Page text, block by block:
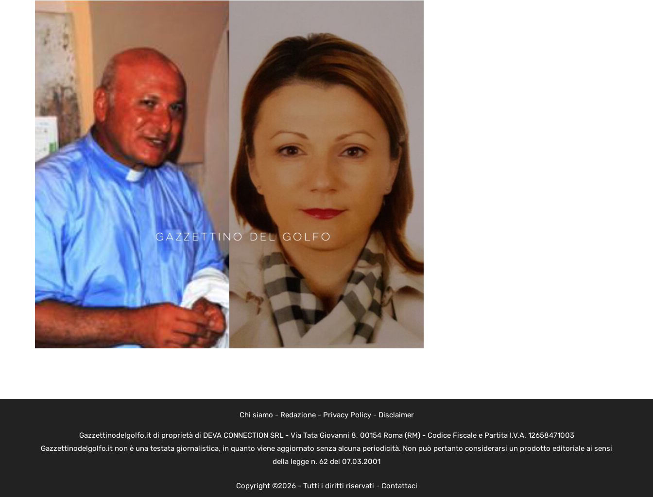
Chi siamo - Redazione- Privacy Policy- Disclaimer
Gazzettinodelgolfo.it di proprietà di DEVA CONNECTION SRL - Via Tata Giovanni 8, 00154 Roma (RM) - Codice Fiscale e Partita I.V.A. 12658471003
Gazzettinodelgolfo.it non è una testata giornalistica, in quanto viene aggiornato senza alcuna periodicità. Non può pertanto considerarsi un prodotto editoriale ai sensi
della legge n. 62 del 07.03.2001
Copyright ©2026 - Tutti i diritti riservati - Contattaci